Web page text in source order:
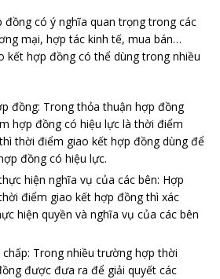
có ý nghĩa quan trọng trong các
mại, hợp tác kinh tế, mua bán…
hợp đồng có thể dùng trong nhiều
đồng: Trong thỏa thuận hợp đồng
hợp đồng có hiệu lực là thời điểm
thời điểm giao kết hợp đồng dùng để
đồng có hiệu lực.
hiện nghĩa vụ của các bên: Hợp
điểm giao kết hợp đồng thì xác
hiện quyền và nghĩa vụ của các bên
Trong nhiều trường hợp thời
được đưa ra để giải quyết các